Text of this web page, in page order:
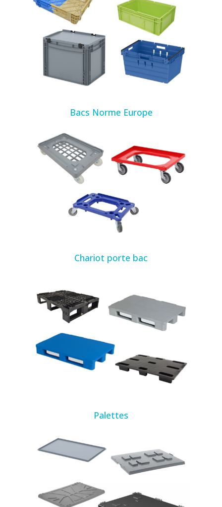
Bacs Norme Europe
Chariot porte bac
Palettes